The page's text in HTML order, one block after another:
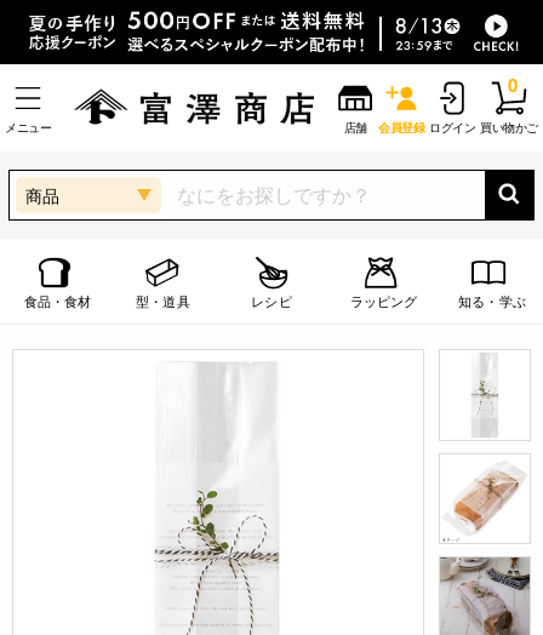
メニュー 店舗 会員登録 ログイン 買い物かご
0
商品
食品・食材 型・道具 レシピ ラッピング 知る・学ぶ